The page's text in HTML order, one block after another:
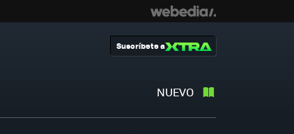
NUEVO
Suscríbete a